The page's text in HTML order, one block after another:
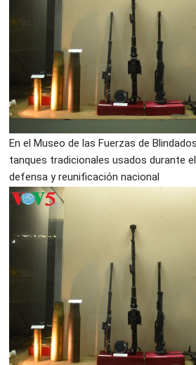
En el Museo de las Fuerzas de
tanques tradicionales usados durante
defensa y reunificación nacional